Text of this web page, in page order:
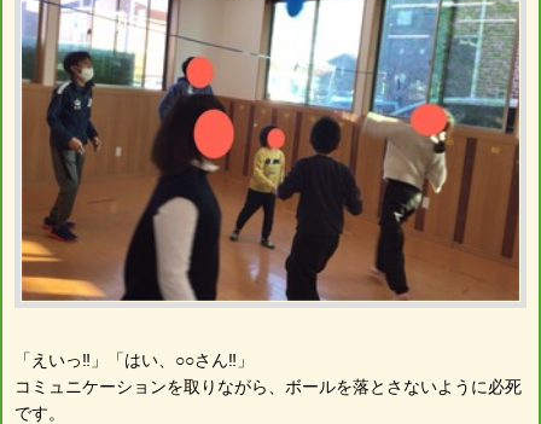
「えいっ‼︎」「はい、○○さん‼︎」
コミュニケーションを取りながら、ボールを落とさないように必死
です。